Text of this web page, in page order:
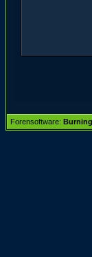
Forensoftware: